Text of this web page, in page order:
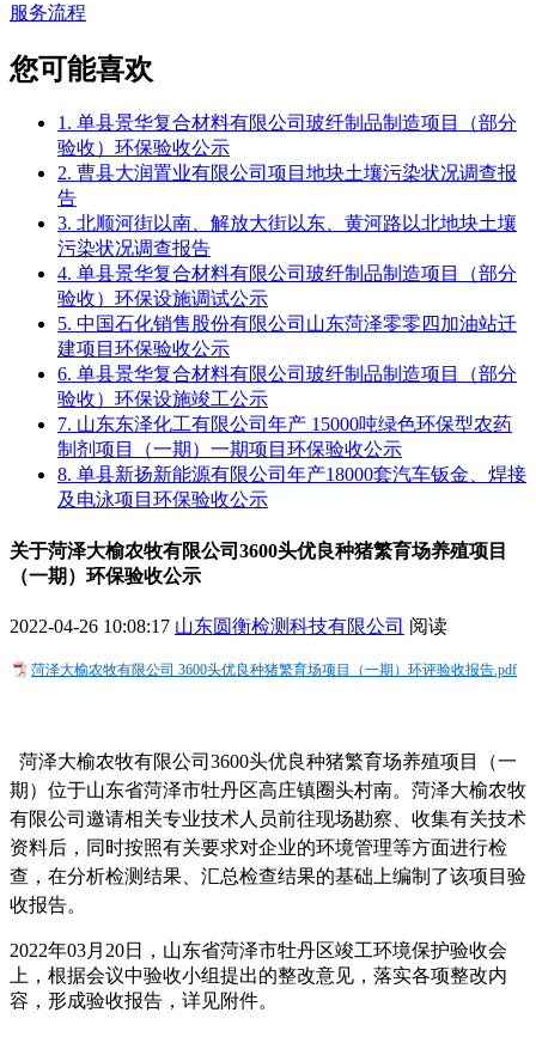
服务流程
您可能喜欢
1. 单县景华复合材料有限公司玻纤制品制造项目（部分
验收）环保验收公示
2. 曹县大润置业有限公司项目地块土壤污染状况调查报
告
3. 北顺河街以南、解放大街以东、黄河路以北地块土壤
污染状况调查报告
4. 单县景华复合材料有限公司玻纤制品制造项目（部分
验收）环保设施调试公示
5. 中国石化销售股份有限公司山东菏泽零零四加油站迁
建项目环保验收公示
6. 单县景华复合材料有限公司玻纤制品制造项目（部分
验收）环保设施竣工公示
7. 山东东泽化工有限公司年产 15000吨绿色环保型农药
制剂项目（一期）一期项目环保验收公示
8. 单县新扬新能源有限公司年产18000套汽车钣金、焊接
及电泳项目环保验收公示
关于菏泽大榆农牧有限公司3600头优良种猪繁育场养殖项目
（一期）环保验收公示
2022-04-26 10:08:17 山东圆衡检测科技有限公司 阅读
菏泽大榆农牧有限公司 3600头优良种猪繁育场项目（一期）环评验收报告.pdf
菏泽大榆农牧有限公司 3600头优良种猪繁育场养殖项目（一
期）位于山东省菏泽市牡丹区高庄镇圈头村南。菏泽大榆农牧
有限公司邀请相关专业技术人员前往现场勘察、收集有关技术
资料后，同时按照有关要求对企业的环境管理等方面进行检
查，在分析检测结果、汇总检查结果的基础 上编制了该项目验
收报告。
2022年03月 20日 ， 山东省菏泽市牡丹区竣工环境保护验收会
上，根据会议中验收小组提出的整改意见，落实各项整改内
容，形成验收报告，详见附件。